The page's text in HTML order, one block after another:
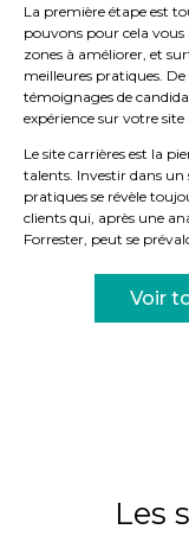
La première étape est
pouvons pour cela
zones à améliorer, et
meilleures pratiques.
témoignages de
expérience sur votre site
Le site carrières est la
talents. Investir dans un
pratiques se révèle
clients qui, après une
Forrester, peut se
Voir
Les